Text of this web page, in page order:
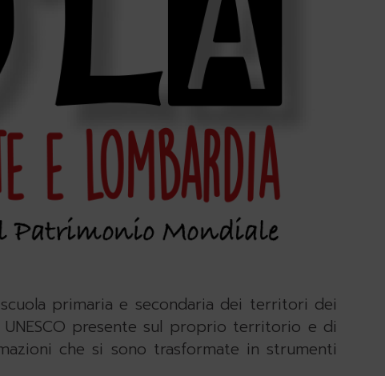
primaria e secondaria dei territori dei
presente sul proprio territorio e di
che si sono trasformate in strumenti